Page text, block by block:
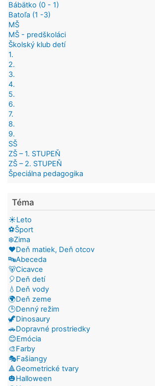
Bábätko (0 - 1)
Batoľa (1 -3)
MŠ
MŠ - predškoláci
Školský klub detí
1.
2.
3.
4.
5.
6.
7.
8.
9.
SŠ
ZŠ – 1. STUPEŇ
ZŠ – 2. STUPEŇ
Špeciálna pedagogika
Téma
☀️Leto
⚽Šport
❄️Zima
❤️Deň matiek, Deň otcov
🔤Abeceda
🐻Cicavce
🎈Deň detí
💧Deň vody
🌍Deň zeme
🕒Denný režim
🦖Dinosaury
🚗Dopravné prostriedky
😊Emócia
🎨Farby
🎭Fašiangy
🔺Geometrické tvary
🎃Halloween